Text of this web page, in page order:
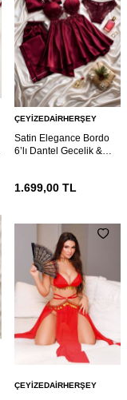
ÇEYIZEDAIRHERŞEY
Satin Elegance Bordo
6’lı Dantel Gecelik &
1.699,00TL
ÇEYIZEDAIRHERŞEY